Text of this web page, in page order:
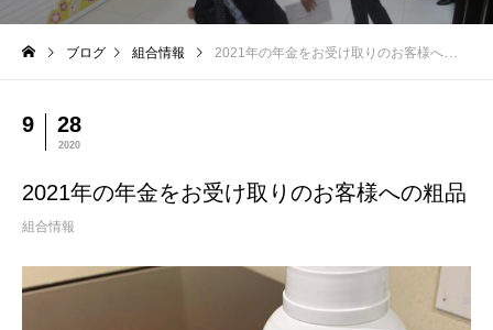
ブログ 組合情報 2021年の年金をお受け取りのお客様への粗品
9 28
2020
2021年の年金をお受け取りのお客様への粗品
組合情報